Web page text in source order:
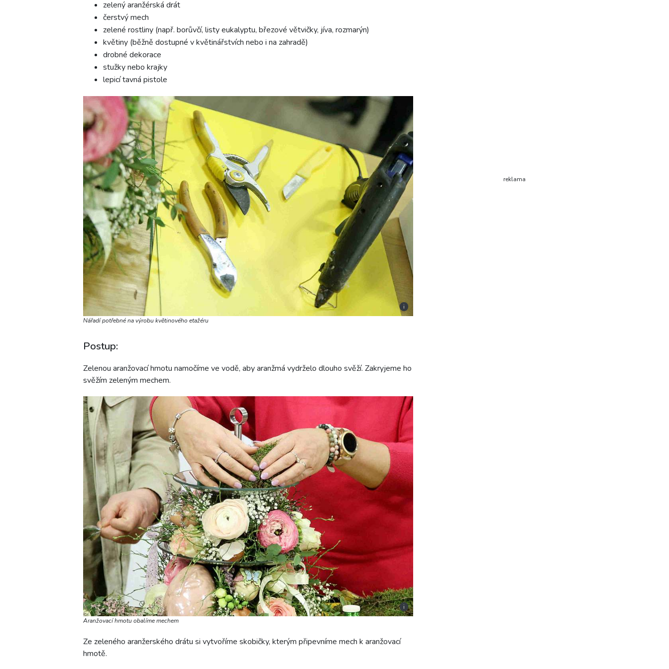
zelený aranžérská drát
čerstvý mech
zelené rostliny (např. borůvčí, listy eukalyptu, březové větvičky, jíva, rozmarýn)
květiny (běžně dostupné v květinářstvích nebo i na zahradě)
drobné dekorace
stužky nebo krajky
lepicí tavná pistole
i
Nářadí potřebné na výrobu květinového etažéru
Postup:
Zelenou aranžovací hmotu namočíme ve vodě, aby aranžmá vydrželo dlouho svěží. Zakryjeme ho
svěžím zeleným mechem.
i
Aranžovací hmotu obalíme mechem
Ze zeleného aranžerského drátu si vytvoříme skobičky, kterým připevníme mech k aranžovací
hmotě.
reklama